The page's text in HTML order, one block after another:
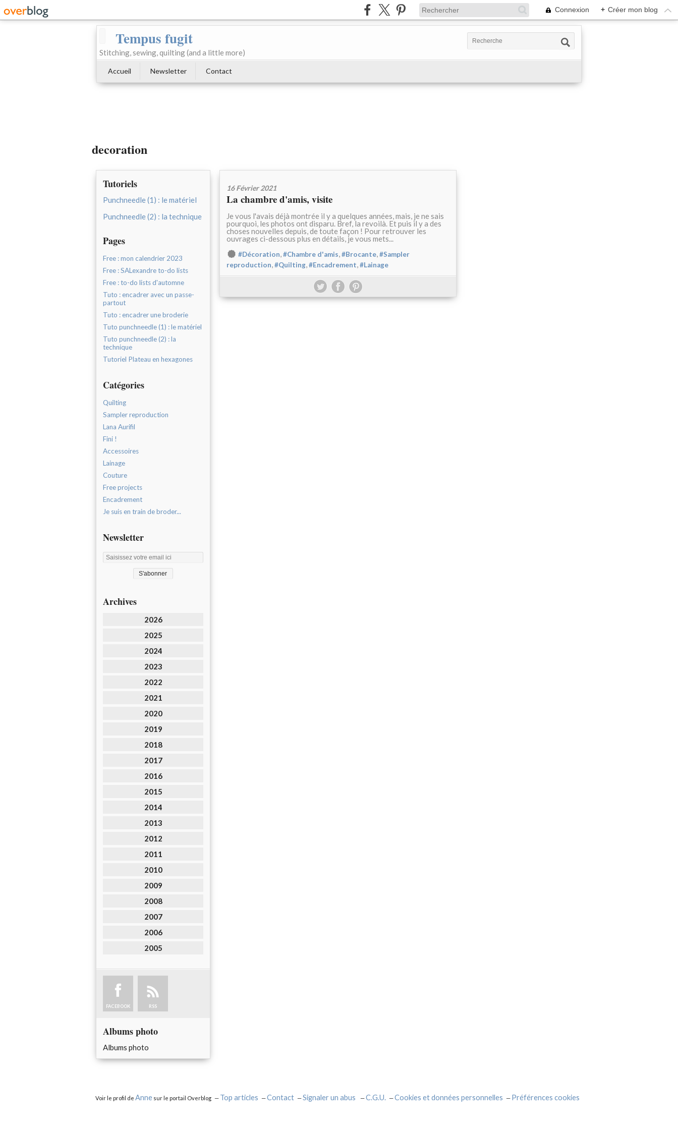
Connexion + Créer mon blog
Tempus fugit
Stitching, sewing, quilting (and a little more)
Accueil Newsletter Contact
decoration
Tutoriels
Punchneedle (1) : le matériel
Punchneedle (2) : la technique
Pages
Free : mon calendrier 2023
Free : SALexandre to-do lists
Free : to-do lists d'automne
Tuto : encadrer avec un passe-
partout
Tuto : encadrer une broderie
Tuto punchneedle (1) : le matériel
Tuto punchneedle (2) : la
technique
Tutoriel Plateau en hexagones
Catégories
Quilting
Sampler reproduction
Lana Aurifil
Fini !
Accessoires
Lainage
Couture
Free projects
Encadrement
Je suis en train de broder...
Newsletter
Archives
2026
2025
2024
2023
2022
2021
2020
2019
2018
2017
2016
2015
2014
2013
2012
2011
2010
2009
2008
2007
2006
2005
FACEBOOK RSS
Albums photo
Albums photo
16 Février 2021
La chambre d'amis, visite
Je vous l'avais déjà montrée il y a quelques années, mais, je ne sais
pourquoi, les photos ont disparu. Bref, la revoilà. Et puis il y a des
choses nouvelles depuis, de toute façon ! Pour retrouver les
ouvrages ci-dessous plus en détails, je vous mets...
#Décoration,#Chambre d'amis,#Brocante,#Sampler
reproduction,#Quilting,#Encadrement,#Lainage
Voir le profil de Anne sur le portail Overblog Top articles Contact Signaler un abus C.G.U. Cookies et données personnelles Préférences cookies